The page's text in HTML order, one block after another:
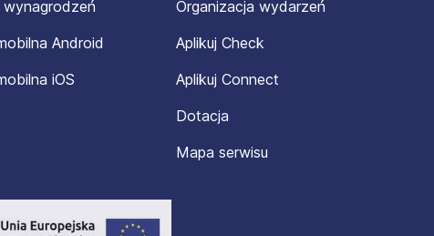
wynagrodzeń
Android
iOS
Organizacja wydarzeń
Aplikuj Check
Aplikuj Connect
Dotacja
Mapa serwisu